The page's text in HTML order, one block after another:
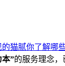
猫腻你了解哪些
本”的服务理念，